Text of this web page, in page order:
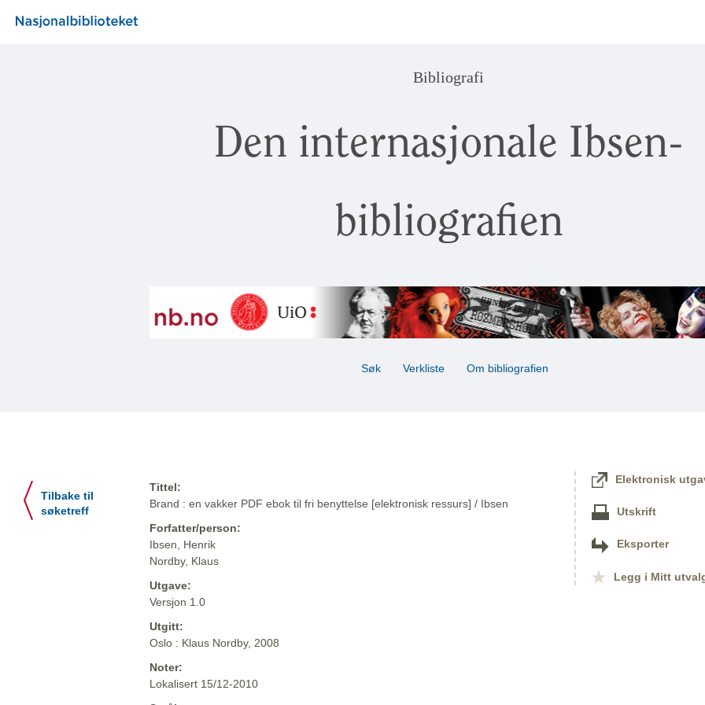
Bibliografi
Den internasjonale Ibsen-
bibliografien
Søk Verkliste Om bibliografien
Tilbake til
søketreff
Tittel:
Brand : en vakker PDF ebok til fri benyttelse [elektronisk ressurs] / Ibsen
Forfatter/person:
Ibsen, Henrik
Nordby, Klaus
Utgave:
Versjon 1.0
Utgitt:
Oslo : Klaus Nordby, 2008
Noter:
Lokalisert 15/12-2010
Elektronisk
Utskrift
Eksporter
Legg i Mitt